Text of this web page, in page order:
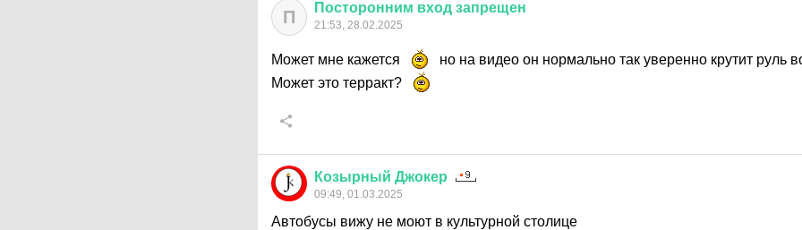
П Посторонним вход запрещен
21:53, 28.02.2025
Может мне кажется
но на видео он нормально так уверенно крутит руль
Может это терракт?
Козырный Джокер
09:49, 01.03.2025
Автобусы вижу не моют в культурной столице